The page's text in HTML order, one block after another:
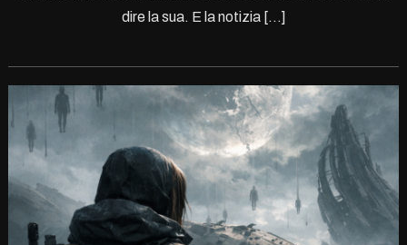
dire la sua. E la notizia […]